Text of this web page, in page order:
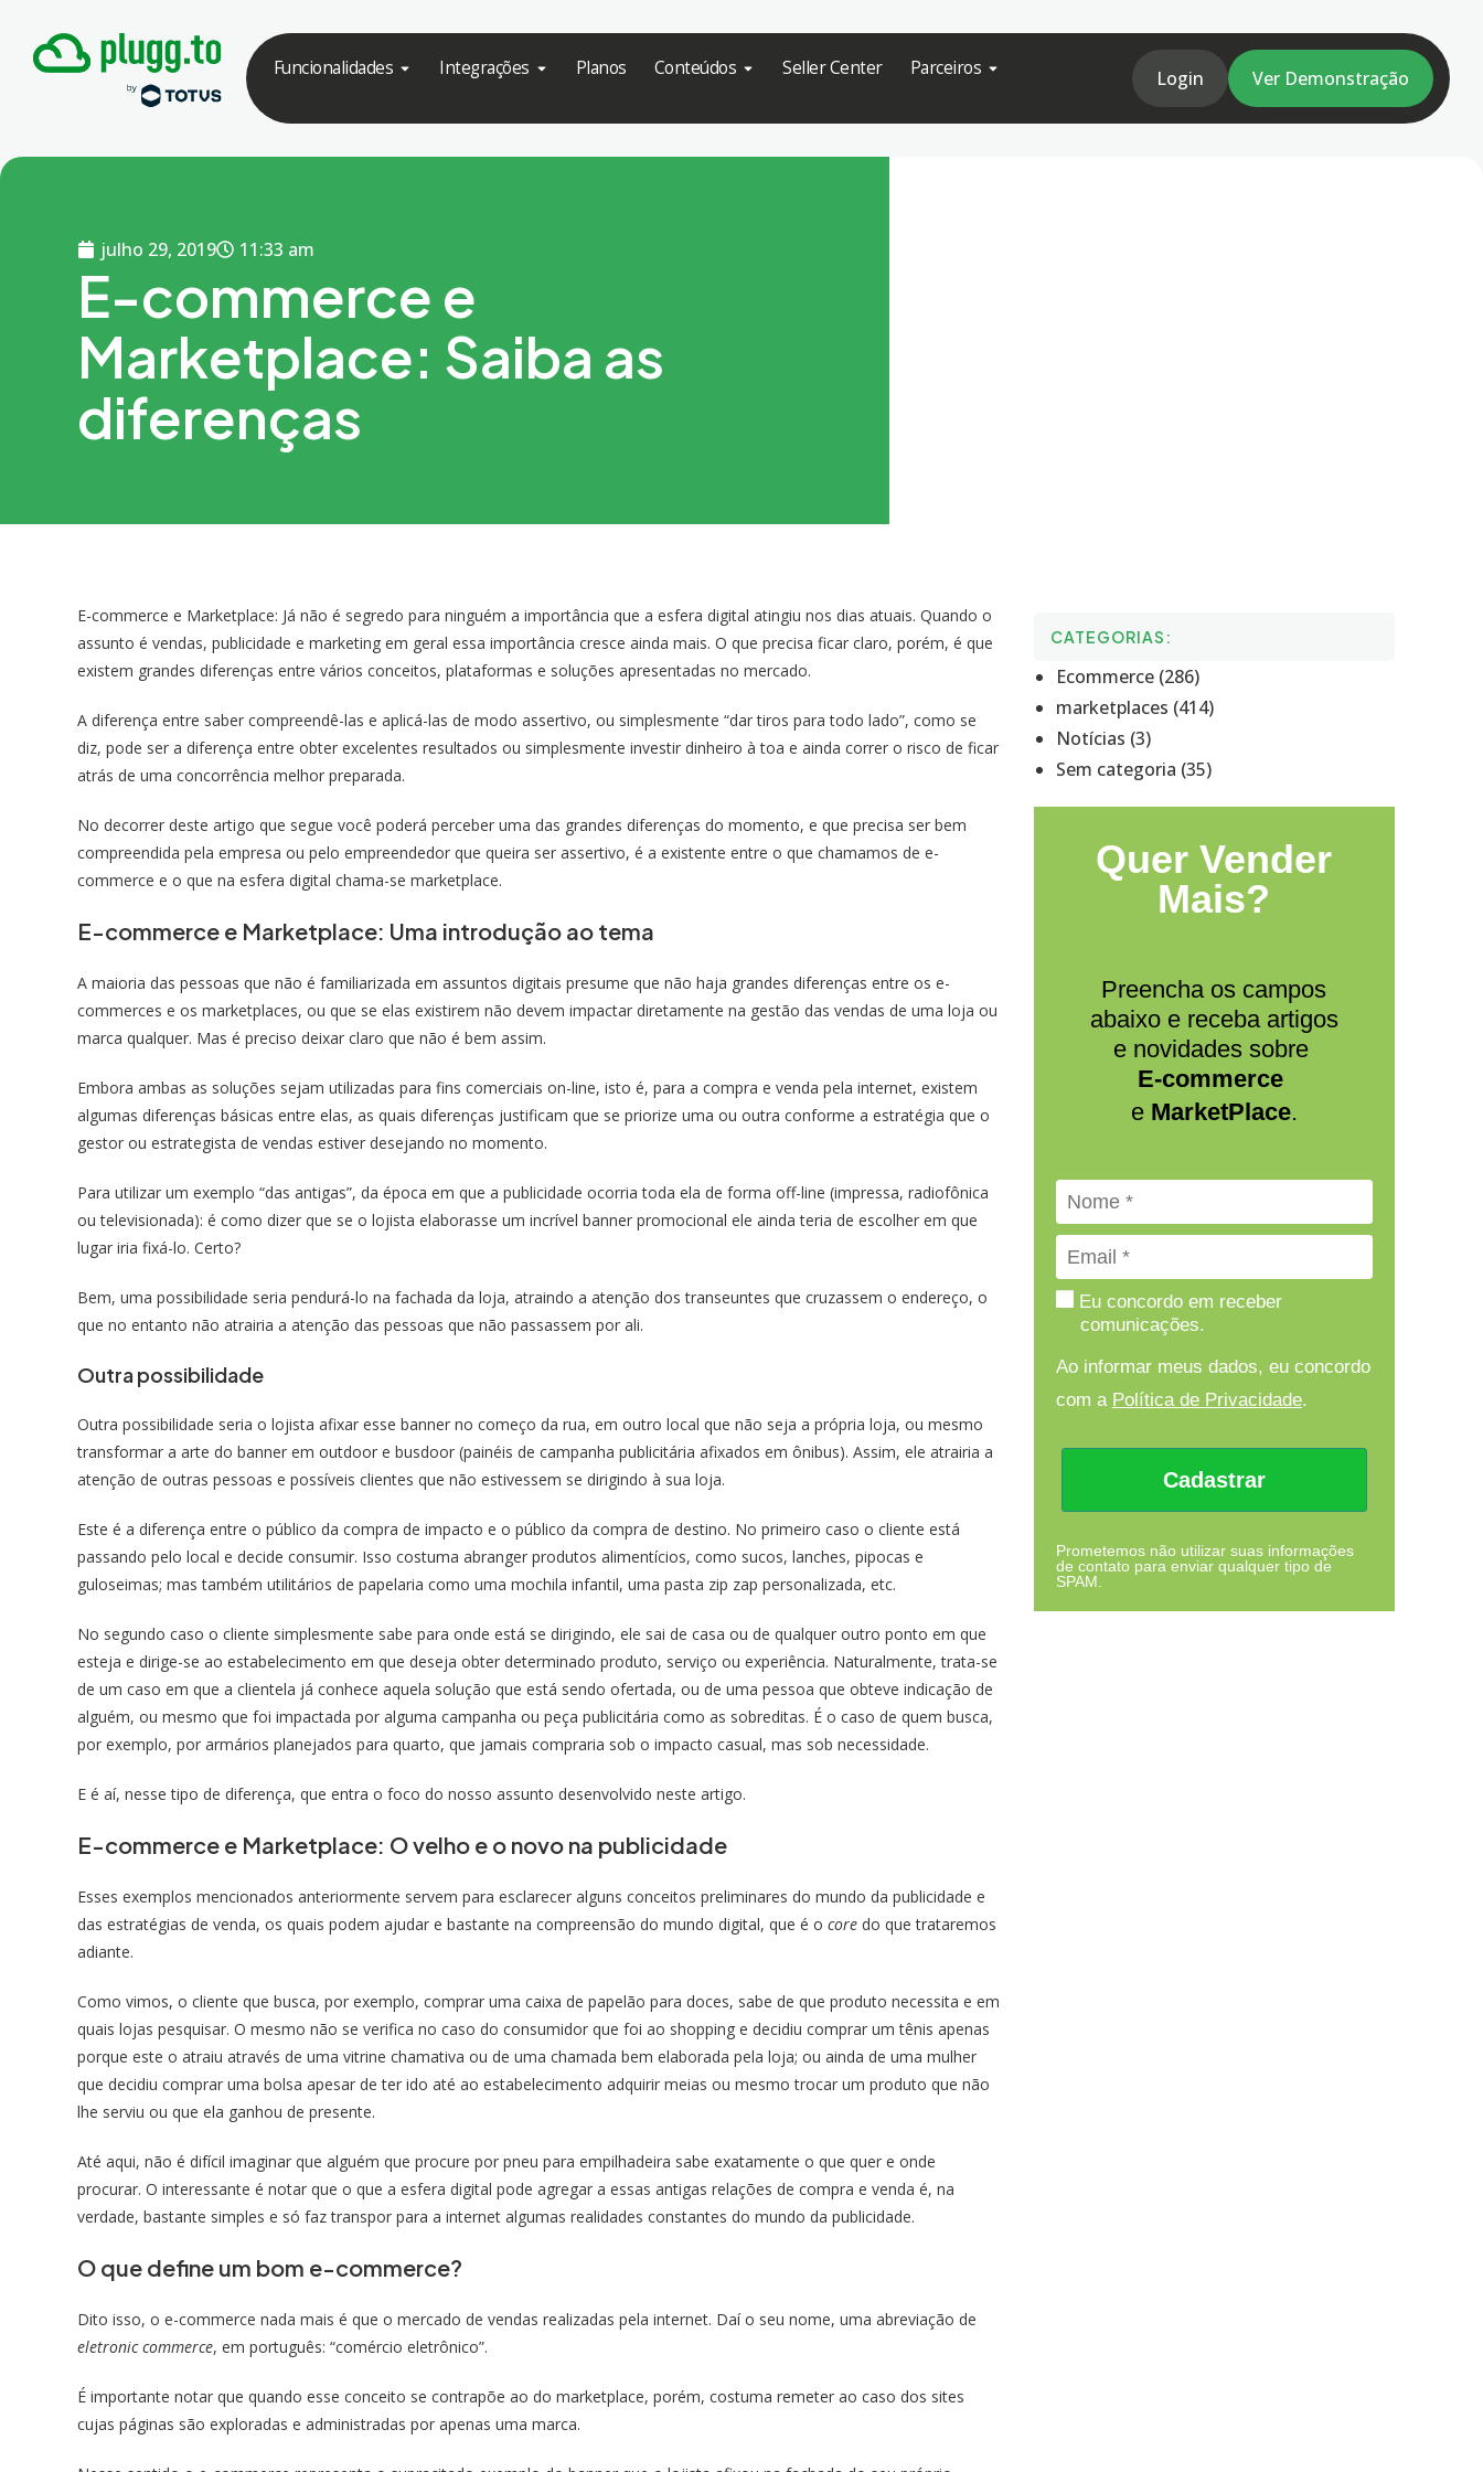
Funcionalidades Integrações Planos Conteúdos Seller Center Parceiros Login Ver Demonstração
julho 29, 2019 11:33 am
E-commerce e
Marketplace: Saiba as
diferenças
E-commerce e Marketplace: Já não é segredo para ninguém a importância que a esfera digital atingiu nos dias atuais. Quando o
assunto é vendas, publicidade e marketing em geral essa importância cresce ainda mais. O que precisa ficar claro, porém, é que
existem grandes diferenças entre vários conceitos, plataformas e soluções apresentadas no mercado.
A diferença entre saber compreendê-las e aplicá-las de modo assertivo, ou simplesmente “dar tiros para todo lado”, como se
diz, pode ser a diferença entre obter excelentes resultados ou simplesmente investir dinheiro à toa e ainda correr o risco de ficar
atrás de uma concorrência melhor preparada.
No decorrer deste artigo que segue você poderá perceber uma das grandes diferenças do momento, e que precisa ser bem
compreendida pela empresa ou pelo empreendedor que queira ser assertivo, é a existente entre o que chamamos de e-
commerce e o que na esfera digital chama-se marketplace.
E-commerce e Marketplace: Uma introdução ao tema
A maioria das pessoas que não é familiarizada em assuntos digitais presume que não haja grandes diferenças entre os e-
commerces e os marketplaces, ou que se elas existirem não devem impactar diretamente na gestão das vendas de uma loja ou
marca qualquer. Mas é preciso deixar claro que não é bem assim.
Embora ambas as soluções sejam utilizadas ​​para fins comerciais on-line, isto é, para a compra e venda pela internet, existem
algumas diferenças básicas entre elas, as quais diferenças justificam que se priorize uma ou outra conforme a estratégia que o
gestor ou estrategista de vendas estiver desejando no momento.
Para utilizar um exemplo “das antigas”, da época em que a publicidade ocorria toda ela de forma off-line (impressa, radiofônica
ou televisionada): é como dizer que se o lojista elaborasse um incrível banner promocional ele ainda teria de escolher em que
lugar iria fixá-lo. Certo?
Bem, uma possibilidade seria pendurá-lo na fachada da loja, atraindo a atenção dos transeuntes que cruzassem o endereço, o
que no entanto não atrairia a atenção das pessoas que não passassem por ali.
Outra possibilidade
Outra possibilidade seria o lojista afixar esse banner no começo da rua, em outro local que não seja a própria loja, ou mesmo
transformar a arte do banner em outdoor e busdoor (painéis de campanha publicitária afixados em ônibus). Assim, ele atrairia a
atenção de outras pessoas e possíveis clientes que não estivessem se dirigindo à sua loja.
Este é a diferença entre o público da compra de impacto e o público da compra de destino. No primeiro caso o cliente está
passando pelo local e decide consumir. Isso costuma abranger produtos alimentícios, como sucos, lanches, pipocas e
guloseimas; mas também utilitários de papelaria como uma mochila infantil, uma pasta zip zap personalizada, etc.
No segundo caso o cliente simplesmente sabe para onde está se dirigindo, ele sai de casa ou de qualquer outro ponto em que
esteja e dirige-se ao estabelecimento em que deseja obter determinado produto, serviço ou experiência. Naturalmente, trata-se
de um caso em que a clientela já conhece aquela solução que está sendo ofertada, ou de uma pessoa que obteve indicação de
alguém, ou mesmo que foi impactada por alguma campanha ou peça publicitária como as sobreditas. É o caso de quem busca,
por exemplo, por armários planejados para quarto, que jamais compraria sob o impacto casual, mas sob necessidade.
E é aí, nesse tipo de diferença, que entra o foco do nosso assunto desenvolvido neste artigo.
E-commerce e Marketplace: O velho e o novo na publicidade
Esses exemplos mencionados anteriormente servem para esclarecer alguns conceitos preliminares do mundo da publicidade e
das estratégias de venda, os quais podem ajudar e bastante na compreensão do mundo digital, que é o core do que trataremos
adiante.
Como vimos, o cliente que busca, por exemplo, comprar uma caixa de papelão para doces, sabe de que produto necessita e em
quais lojas pesquisar. O mesmo não se verifica no caso do consumidor que foi ao shopping e decidiu comprar um tênis apenas
porque este o atraiu através de uma vitrine chamativa ou de uma chamada bem elaborada pela loja; ou ainda de uma mulher
que decidiu comprar uma bolsa apesar de ter ido até ao estabelecimento adquirir meias ou mesmo trocar um produto que não
lhe serviu ou que ela ganhou de presente.
Até aqui, não é difícil imaginar que alguém que procure por pneu para empilhadeira sabe exatamente o que quer e onde
procurar. O interessante é notar que o que a esfera digital pode agregar a essas antigas relações de compra e venda é, na
verdade, bastante simples e só faz transpor para a internet algumas realidades constantes do mundo da publicidade.
O que define um bom e-commerce?
Dito isso, o e-commerce nada mais é que o mercado de vendas realizadas pela internet. Daí o seu nome, uma abreviação de
eletronic commerce, em português: “comércio eletrônico”.
É importante notar que quando esse conceito se contrapõe ao do marketplace, porém, costuma remeter ao caso dos sites
cujas páginas são exploradas e administradas por apenas uma marca.
CATEGORIAS:
Ecommerce (286)
marketplaces (414)
Notícias (3)
Sem categoria (35)
Quer Vender
Mais?
Preencha os campos
abaixo e receba artigos
e novidades sobre
E-commerce
e MarketPlace.
Eu concordo em receber
comunicações.
Ao informar meus dados, eu concordo
com a Política de Privacidade.
Cadastrar
Prometemos não utilizar suas informações
de contato para enviar qualquer tipo de
SPAM.